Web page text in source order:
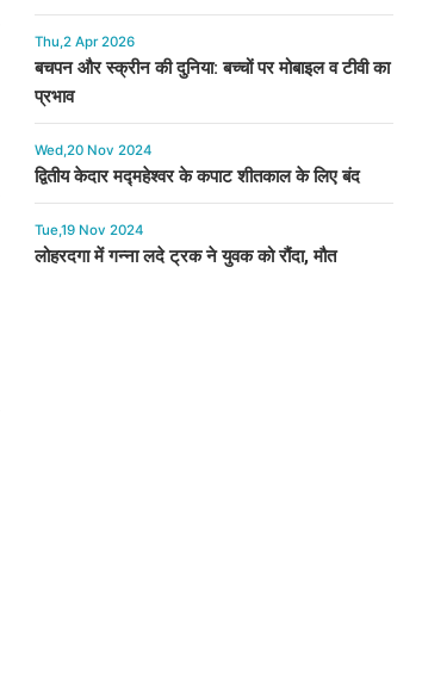
कुमारी सैलजा
Thu,2 Apr 2026
बचपन और स्क्रीन की दुनिया: बच्चों पर मोबाइल व टीवी का
प्रभाव
Wed,20 Nov 2024
द्वितीय केदार मद्महेश्वर के कपाट शीतकाल के लिए बंद
Tue,19 Nov 2024
लोहरदगा में गन्ना लदे ट्रक ने युवक को रौंदा, मौत